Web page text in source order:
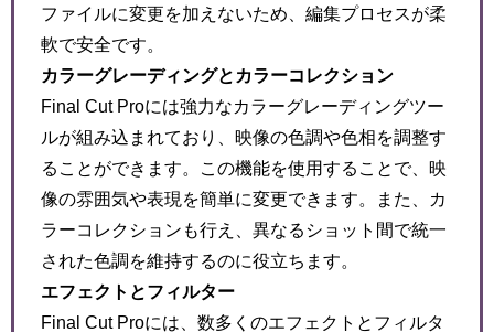
ファイルに変更を加えないため、編集プロセスが柔
軟で安全です。
カラーグレーディングとカラーコレクション
Final Cut Proには強力なカラーグレーディングツー
ルが組み込まれており、映像の色調や色相を調整す
ることができます。この機能を使用することで、映
像の雰囲気や表現を簡単に変更できます。また、カ
ラーコレクションも行え、異なるショット間で統一
された色調を維持するのに役立ちます。
エフェクトとフィルター
Final Cut Proには、数多くのエフェクトとフィルタ